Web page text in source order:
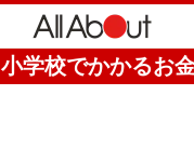
小学校でかかるお